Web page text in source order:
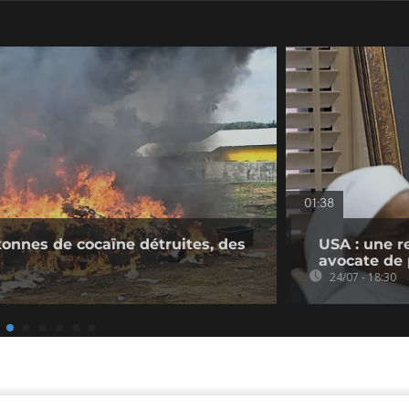
de cocaïne détruites, des
01:38
USA : une
avocate de
24/07 - 18:30